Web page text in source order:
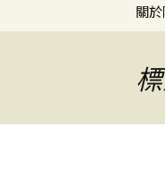
關
陳
陳